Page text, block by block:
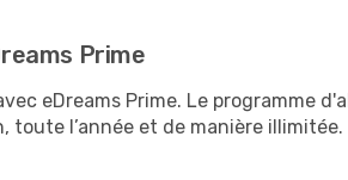
Prime
eDreams Prime. Le programme
l’année et de manière